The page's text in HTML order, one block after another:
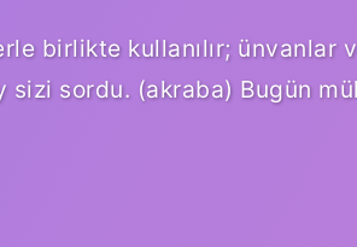
birlikte kullanılır; ünvanlar
sordu. (akraba) Bugün